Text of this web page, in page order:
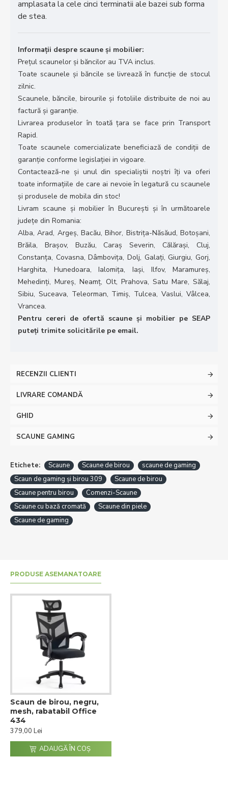
amplasata la cele cinci terminatii ale bazei sub forma
de stea.
Informații despre scaune și mobilier:
Prețul scaunelor și băncilor au TVA inclus.
Toate scaunele și băncile se livrează în funcție de stocul
zilnic.
Scaunele, băncile, birourile și fotoliile distribuite de noi au
factură și garanție.
Livrarea produselor în toată țara se face prin Transport
Rapid.
Toate scaunele comercializate beneficiază de condiții de
garanție conforme legislației in vigoare.
Contactează-ne și unul din specialiștii noștri îți va oferi
toate informațiile de care ai nevoie în legatură cu scaunele
și produsele de mobila din stoc!
Livram scaune și mobilier în București și în următoarele
județe din Romania:
Alba, Arad, Argeș, Bacău, Bihor, Bistrița-Năsăud, Botoșani,
Brăila, Brașov, Buzău, Caraș Severin, Călărași, Cluj,
Constanța, Covasna, Dâmbovița, Dolj, Galați, Giurgiu, Gorj,
Harghita, Hunedoara, Ialomița, Iași, Ilfov, Maramureș,
Mehedinți, Mureș, Neamț, Olt, Prahova, Satu Mare, Sălaj,
Sibiu, Suceava, Teleorman, Timiș, Tulcea, Vaslui, Vâlcea,
Vrancea.
Pentru cereri de ofertă scaune și mobilier pe SEAP
puteți trimite solicitările pe email.
RECENZII CLIENTI
LIVRARE COMANDĂ
GHID
SCAUNE GAMING
Etichete: Scaune Scaune de birou
scaune de gaming
Scaun de gaming și birou 309
Scaune de birou
Scaune pentru birou
Comenzi-Scaune
Scaune cu bază cromată
Scaune din piele
Scaune de gaming
PRODUSE ASEMANATOARE
Scaun de birou, negru,
mesh, rabatabil Office
434
379,00 Lei
ADAUGĂ ÎN COŞ